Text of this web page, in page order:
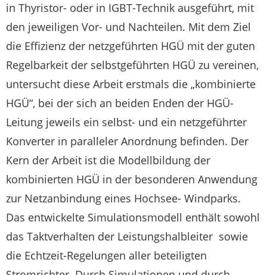
in Thyristor- oder in IGBT-Technik ausgeführt, mit
den jeweiligen Vor- und Nachteilen. Mit dem Ziel
die Effizienz der netzgeführten HGÜ mit der guten
Regelbarkeit der selbstgeführten HGÜ zu vereinen,
untersucht diese Arbeit erstmals die „kombinierte
HGÜ“, bei der sich an beiden Enden der HGÜ-
Leitung jeweils ein selbst- und ein netzgeführter
Konverter in paralleler Anordnung befinden. Der
Kern der Arbeit ist die Modellbildung der
kombinierten HGÜ in der besonderen Anwendung
zur Netzanbindung eines Hochsee- Windparks.
Das entwickelte Simulationsmodell enthält sowohl
das Taktverhalten der Leistungshalbleiter sowie
die Echtzeit-Regelungen aller beteiligten